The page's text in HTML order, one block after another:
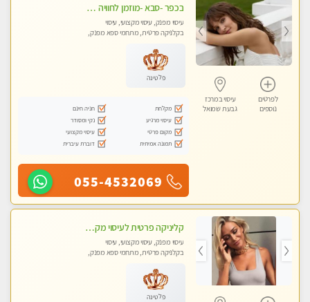
לפרטים
נוספים
עיסוי במרכז
גבעת שמואל
בכפר -סבא -מוזמן לחוויה בלתי נשכחת!!!עיסוי מפנק ביותר מומלץ לחלוטין!!!
עיסוי מפנק, עיסוי מקצועי, עיסוי
בקלניקה פרטית, מתחמי ספא מפנק,
לנשים בלבד
פלטינה
מקלחת
חניה חינם
עיסוי מרגיע
נקי ומסודר
מקום פרטי
עיסוי מקצועי
תמונה אמיתית
דוברת עיברית
055-4532069
קליניקה פרטית לעיסוי מקצועי ואלטרנטיבי ברמה גבוהה VIP תתקשר ..... highly recommended..new in the city
עיסוי מפנק, עיסוי מקצועי, עיסוי
בקלניקה פרטית, מתחמי ספא מפנק,
טנטרה, עיסוי מגבר לגבר, עיסוי מגבר
לאישה
פלטינה